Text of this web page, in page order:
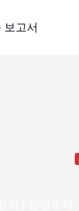
보고서